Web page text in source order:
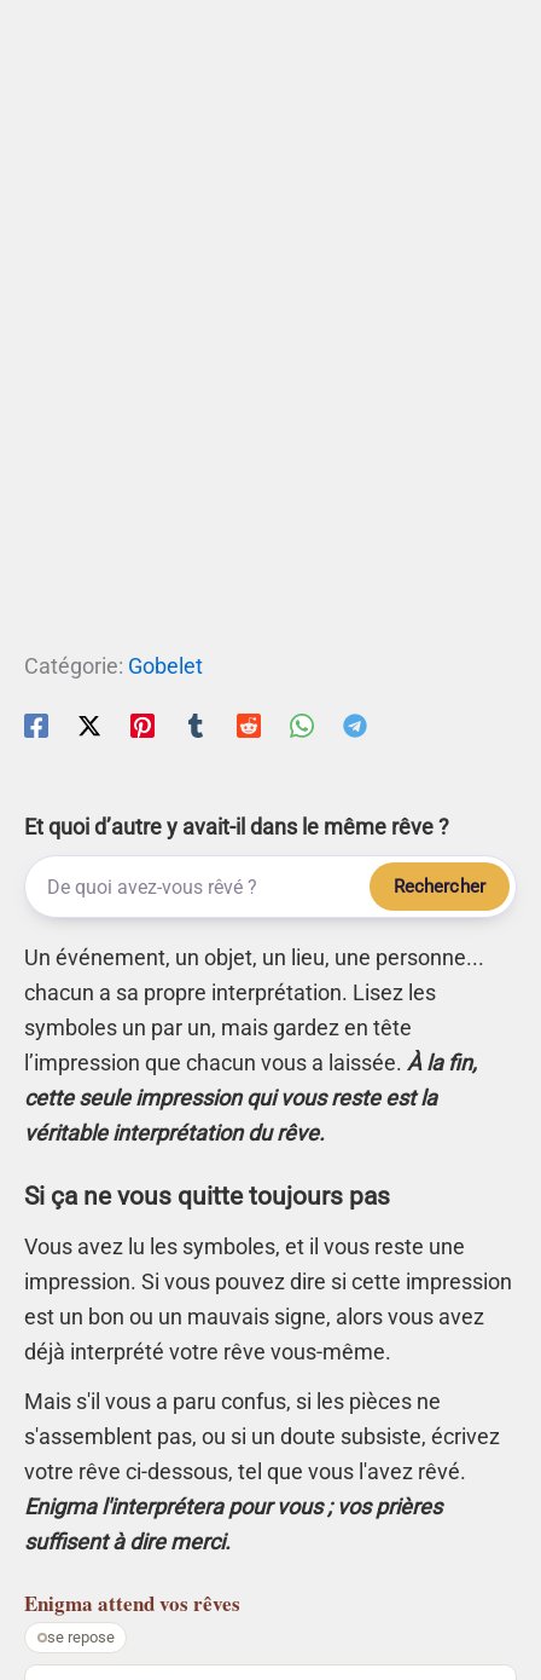
Catégorie: Gobelet
Et quoi d’autre y avait-il dans le même rêve ?
Rechercher
Un événement, un objet, un lieu, une personne...
chacun a sa propre interprétation. Lisez les
symboles un par un, mais gardez en tête
l’impression que chacun vous a laissée. À la fin,
cette seule impression qui vous reste est la
véritable interprétation du rêve.
Si ça ne vous quitte toujours pas
Vous avez lu les symboles, et il vous reste une
impression. Si vous pouvez dire si cette impression
est un bon ou un mauvais signe, alors vous avez
déjà interprété votre rêve vous-même.
Mais s'il vous a paru confus, si les pièces ne
s'assemblent pas, ou si un doute subsiste, écrivez
votre rêve ci-dessous, tel que vous l'avez rêvé.
Enigma l'interprétera pour vous ; vos prières
suffisent à dire merci.
Enigma attend vos rêves
se repose